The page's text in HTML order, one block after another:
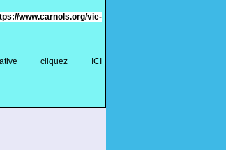
www.carnols.org/vie-
cliquez ICI